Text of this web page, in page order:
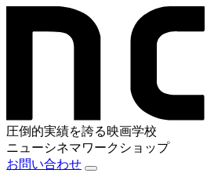
圧倒的実績を誇る映画学校
ニューシネマワークショップ
お問い合わせ